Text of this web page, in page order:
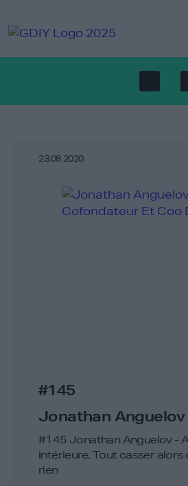
23.08.2020
#145
Jonathan Anguelov
#145 Jonathan Anguelov -
intérieure. Tout casser alors
rien